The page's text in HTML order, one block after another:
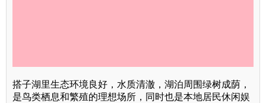
搭子湖里生态环境良好，水质清澈，湖泊周围绿树成荫，
是鸟类栖息和繁殖的理想场所，同时也是本地居民休闲娱